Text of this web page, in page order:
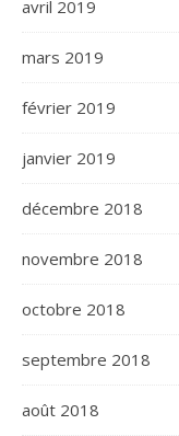
avril 2019
mars 2019
février 2019
janvier 2019
décembre 2018
novembre 2018
octobre 2018
septembre 2018
août 2018